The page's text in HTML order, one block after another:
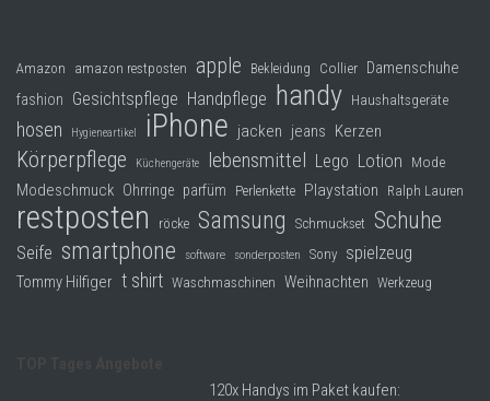
Amazon amazon restposten apple Bekleidung Collier Damenschuhe
fashion Gesichtspflege Handpflege handy Haushaltsgeräte
hosen Hygieneartikel iPhone jacken jeans Kerzen
Körperpflege Küchengeräte lebensmittel Lego Lotion Mode
Modeschmuck Ohrringe parfüm Perlenkette Playstation Ralph Lauren
restposten röcke Samsung Schmuckset Schuhe
Seife smartphone software sonderposten Sony spielzeug
Tommy Hilfiger t shirt Waschmaschinen Weihnachten Werkzeug
120x Handys im Paket kaufen: